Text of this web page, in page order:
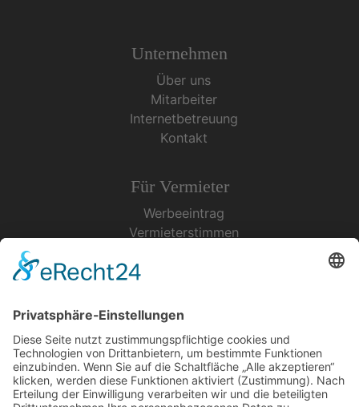
Unternehmen
Über uns
Mitarbeiter
Internetbetreuung
Kontakt
Für Vermieter
Werbeeintrag
Vermieterstimmen
Urlaubsservice
Bücher, Karten & CD's
Ihre Anreise
Wetter